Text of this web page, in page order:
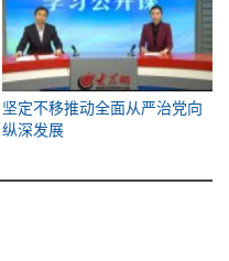
坚定不移推动全面从严治党向
纵深发展